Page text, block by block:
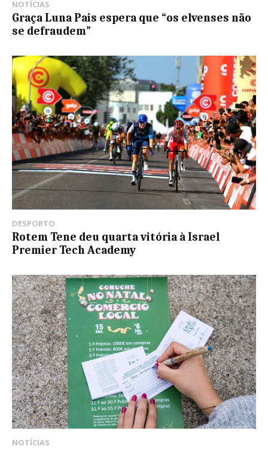
NOTÍCIAS
Graça Luna Pais espera que “os elvenses não
se defraudem”
DESPORTO
Rotem Tene deu quarta vitória à Israel
Premier Tech Academy
NOTÍCIAS